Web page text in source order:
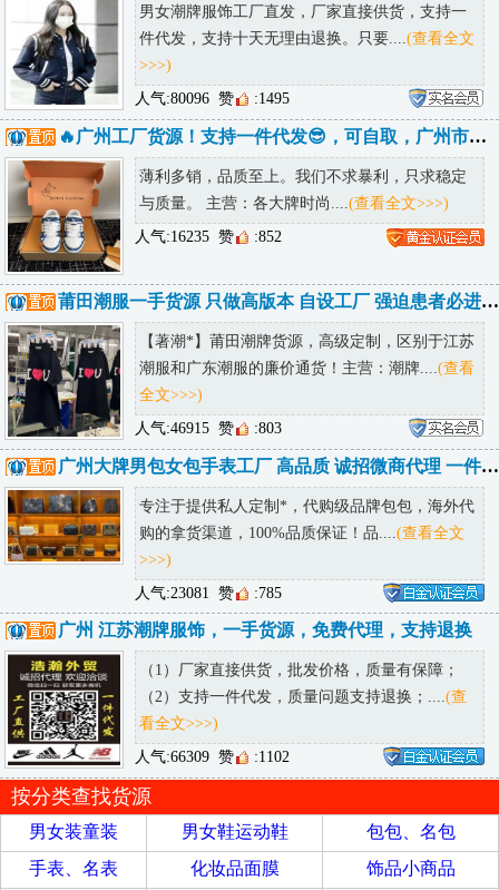
男女潮牌服饰工厂直发，厂家直接供货，支持一
件代发，支持十天无理由退换。只要.... (查看全文
>>>)
人气:80096 赞 :1495
🔥广州工厂货源！支持一件代发😎，可自取，广州市内可送货上门
薄利多销，品质至上。我们不求暴利，只求稳定
与质量。 主营：各大牌时尚.... (查看全文>>>)
人气:16235 赞 :852
莆田潮服一手货源 只做高版本 自设工厂 强迫患者必进 低端勿进
【著潮*】莆田潮牌货源，高级定制，区别于江苏
潮服和广东潮服的廉价通货！主营：潮牌.... (查看
全文>>>)
人气:46915 赞 :803
广州大牌男包女包手表工厂 高品质 诚招微商代理 一件代发
专注于提供私人定制*，代购级品牌包包，海外代
购的拿货渠道，100%品质保证！品.... (查看全文
>>>)
人气:23081 赞 :785
广州 江苏潮牌服饰，一手货源，免费代理，支持退换
（1）厂家直接供货，批发价格，质量有保障；
（2）支持一件代发，质量问题支持退换；.... (查
看全文>>>)
人气:66309 赞 :1102
按分类查找货源
男女装童装 男女鞋运动鞋
包包、名包
手表、名表
化妆品面膜 饰品小商品